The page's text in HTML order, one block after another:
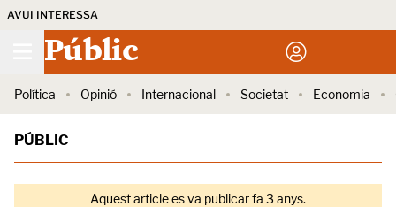
AVUI INTERESSA
Públic
Política Opinió Internacional Societat Economia
PÚBLIC
Aquest article es va publicar fa 3 anys.